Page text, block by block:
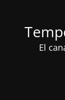
El